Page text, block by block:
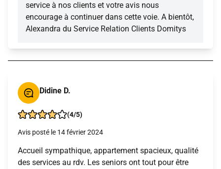
service à nos clients et votre avis nous
encourage à continuer dans cette voie. A bientôt,
Alexandra du Service Relation Clients Domitys
Didine D.
(4/5)
Avis posté le 14 février 2024
Accueil sympathique, appartement spacieux, qualité
des services au rdv. Les seniors ont tout pour être